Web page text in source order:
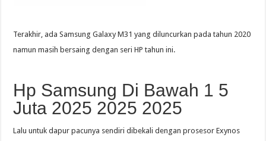
Terakhir, ada Samsung Galaxy M31 yang diluncurkan pada tahun 2020
namun masih bersaing dengan seri HP tahun ini.
Hp Samsung Di Bawah 1 5
Juta 2025 2025 2025
Lalu untuk dapur pacunya sendiri dibekali dengan prosesor Exynos